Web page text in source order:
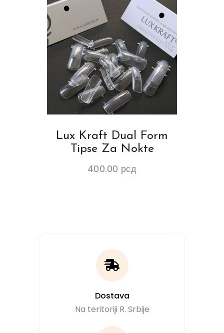
Lux Kraft Dual Form
Tipse Za Nokte
400.00 рсд
Dostava
Na teritoriji R. Srbije